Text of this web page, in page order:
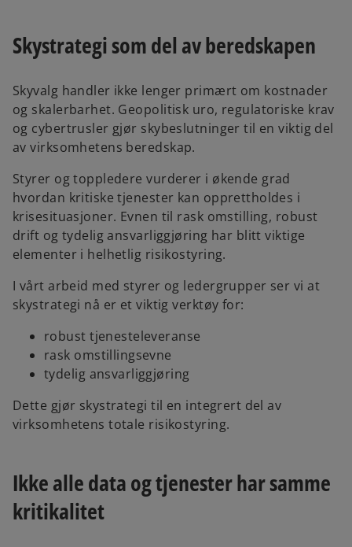
Skystrategi som del av beredskapen
Skyvalg handler ikke lenger primært om kostnader
og skalerbarhet. Geopolitisk uro, regulatoriske krav
og cybertrusler gjør skybeslutninger til en viktig del
av virksomhetens beredskap.
Styrer og toppledere vurderer i økende grad
hvordan kritiske tjenester kan opprettholdes i
krisesituasjoner. Evnen til rask omstilling, robust
drift og tydelig ansvarliggjøring har blitt viktige
elementer i helhetlig risikostyring.
I vårt arbeid med styrer og ledergrupper ser vi at
skystrategi nå er et viktig verktøy for:
robust tjenesteleveranse
rask omstillingsevne
tydelig ansvarliggjøring
Dette gjør skystrategi til en integrert del av
virksomhetens totale risikostyring.
Ikke alle data og tjenester har samme
kritikalitet